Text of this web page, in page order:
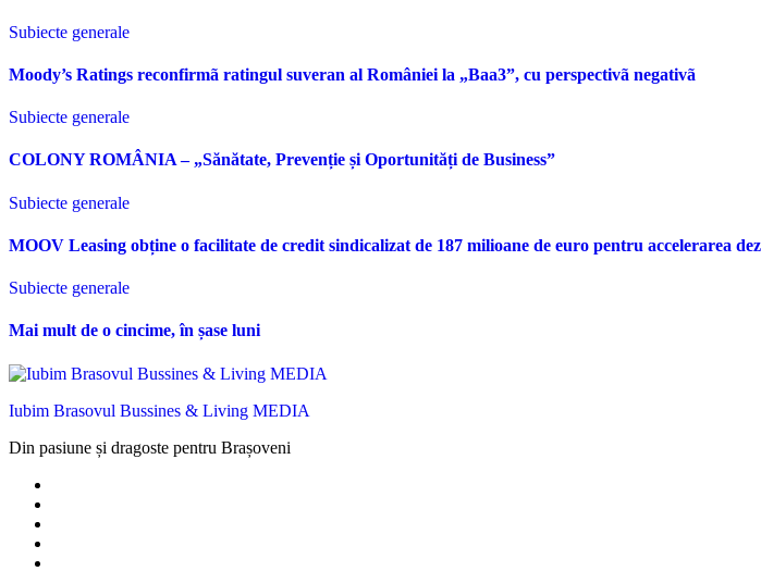
Subiecte generale
Moody’s Ratings reconfirmã ratingul suveran al României la „Baa3”, cu perspectivã negativã
Subiecte generale
COLONY ROMÂNIA – „Sănătate, Prevenție și Oportunități de Business”
Subiecte generale
MOOV Leasing obține o facilitate de credit sindicalizat de 187 milioane de euro pentru accelerarea
Subiecte generale
Mai mult de o cincime, în șase luni
Iubim Brasovul Bussines & Living MEDIA
Din pasiune și dragoste pentru Brașoveni